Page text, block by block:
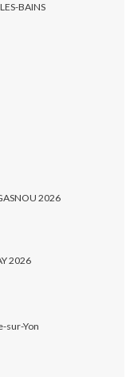
BAINS
2026
2026
sur-Yon